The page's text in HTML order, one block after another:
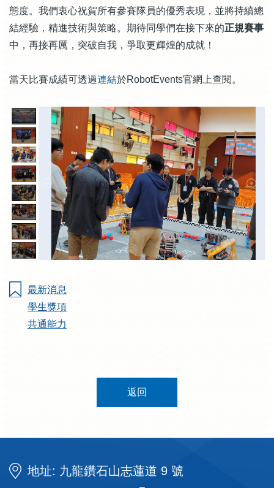
態度。我們衷心祝賀所有參賽隊員的優秀表現，並將持續總
結經驗，精進技術與策略。期待同學們在接下來的正規賽事
中，再接再厲，突破自我，爭取更輝煌的成就！
當天比賽成績可透過連結於RobotEvents官網上查閱。
最新消息
學生獎項
共通能力
返回
地址: 九龍鑽石山志蓮道 9 號